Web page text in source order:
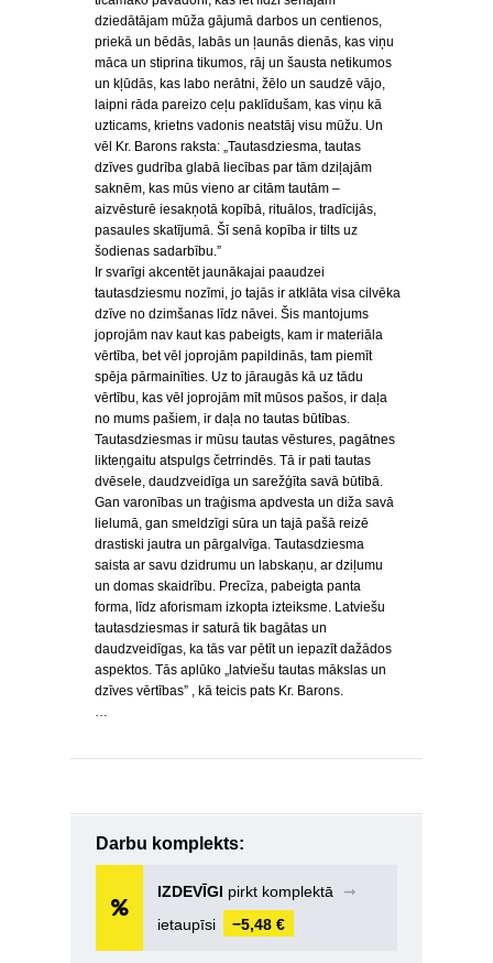
dziedātājam mūža gājumā darbos un centienos,
priekā un bēdās, labās un ļaunās dienās, kas viņu
māca un stiprina tikumos, rāj un šausta netikumos
un kļūdās, kas labo nerātni, žēlo un saudzē vājo,
laipni rāda pareizo ceļu paklīdušam, kas viņu kā
uzticams, krietns vadonis neatstāj visu mūžu. Un
vēl Kr. Barons raksta: „Tautasdziesma, tautas
dzīves gudrība glabā liecības par tām dziļajām
saknēm, kas mūs vieno ar citām tautām –
aizvēsturē iesakņotā kopībā, rituālos, tradīcijās,
pasaules skatījumā. Šī senā kopība ir tilts uz
šodienas sadarbību.”
Ir svarīgi akcentēt jaunākajai paaudzei
tautasdziesmu nozīmi, jo tajās ir atklāta visa cilvēka
dzīve no dzimšanas līdz nāvei. Šis mantojums
joprojām nav kaut kas pabeigts, kam ir materiāla
vērtība, bet vēl joprojām papildinās, tam piemīt
spēja pārmainīties. Uz to jāraugās kā uz tādu
vērtību, kas vēl joprojām mīt mūsos pašos, ir daļa
no mums pašiem, ir daļa no tautas būtības.
Tautasdziesmas ir mūsu tautas vēstures, pagātnes
likteņgaitu atspulgs četrrindēs. Tā ir pati tautas
dvēsele, daudzveidīga un sarežģīta savā būtībā.
Gan varonības un traģisma apdvesta un diža savā
lielumā, gan smeldzīgi sūra un tajā pašā reizē
drastiski jautra un pārgalvīga. Tautasdziesma
saista ar savu dzidrumu un labskaņu, ar dziļumu
un domas skaidrību. Precīza, pabeigta panta
forma, līdz aforismam izkopta izteiksme. Latviešu
tautasdziesmas ir saturā tik bagātas un
daudzveidīgas, ka tās var pētīt un iepazīt dažādos
aspektos. Tās aplūko „latviešu tautas mākslas un
dzīves vērtības” , kā teicis pats Kr. Barons.
…
Darbu komplekts:
IZDEVĪGI pirkt komplektā
➞
ietaupīsi
−5,48 €